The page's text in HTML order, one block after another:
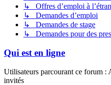
↳ Offres d’emploi à
↳ Demandes d’emploi
↳ Demandes de stage
↳ Demandes pour des
Qui est en ligne
Utilisateurs parcourant ce forum :
invités